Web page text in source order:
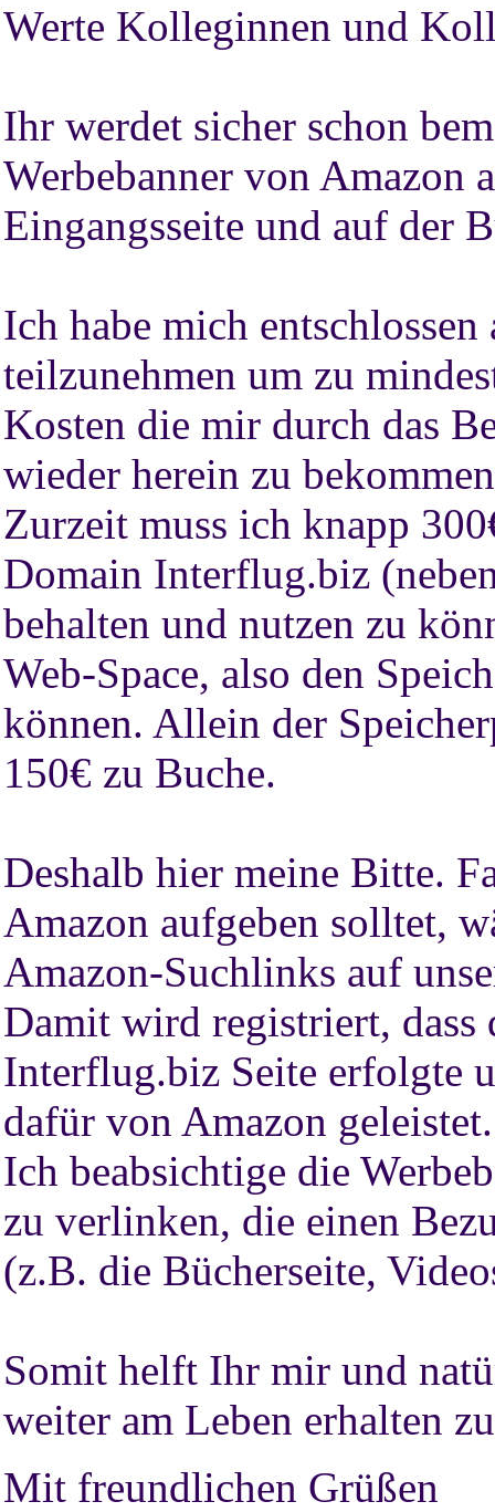
Werte Kolleginnen und
Ihr werdet sicher schon
Werbebanner von Amazon
Eingangsseite und auf der
Ich habe mich
teilzunehmen um zu
Kosten die mir durch das
wieder herein zu
Zurzeit muss ich knapp
Domain Interflug.biz
behalten und nutzen zu
Web-Space, also den
können. Allein der
150€ zu Buche.
Deshalb hier meine Bitte.
Amazon aufgeben solltet,
Amazon-Suchlinks auf
Damit wird registriert, dass
Interflug.biz Seite erfolgte
dafür von Amazon geleistet.
Ich beabsichtige die
zu verlinken, die einen
(z.B. die Bücherseite,
Somit helft Ihr mir und
weiter am Leben erhalten
Mit freundlichen Grüßen